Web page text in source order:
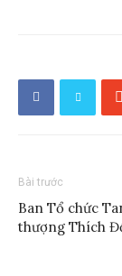
Bài trước
Ban Tổ chức
thượng Thích